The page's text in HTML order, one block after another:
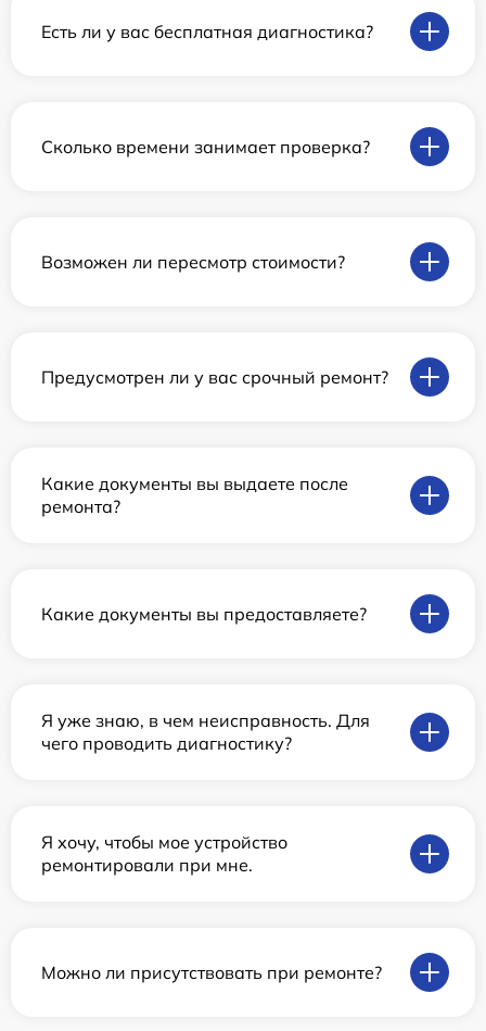
Есть ли у вас бесплатная диагностика?
Сколько времени занимает проверка?
Возможен ли пересмотр стоимости?
Предусмотрен ли у вас срочный ремонт?
Какие документы вы выдаете после
ремонта?
Какие документы вы предоставляете?
Я уже знаю, в чем неисправность. Для
чего проводить диагностику?
Я хочу, чтобы мое устройство
ремонтировали при мне.
Можно ли присутствовать при ремонте?